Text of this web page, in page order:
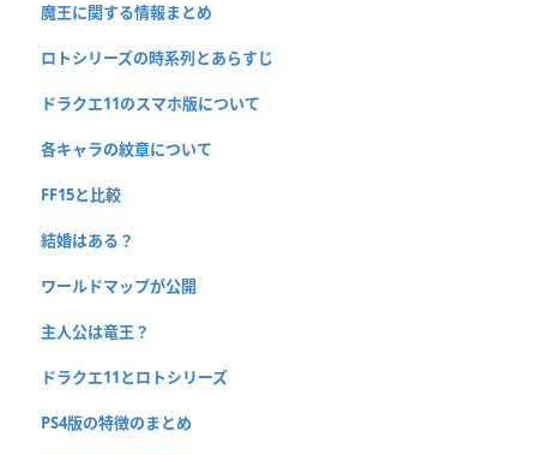
魔王に関する情報まとめ
ロトシリーズの時系列とあらすじ
ドラクエ11のスマホ版について
各キャラの紋章について
FF15と比較
結婚はある？
ワールドマップが公開
主人公は竜王？
ドラクエ11とロトシリーズ
PS4版の特徴のまとめ